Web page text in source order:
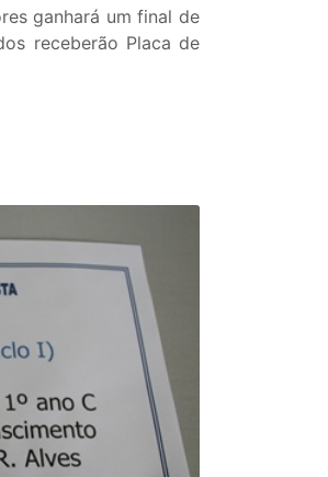
ganhará um final de
receberão Placa de